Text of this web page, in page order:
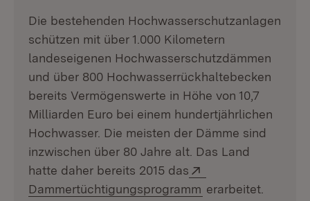
Die bestehenden Hochwasserschutzanlagen
schützen mit über 1.000 Kilometern
landeseigenen Hochwasserschutzdämmen
und über 800 Hochwasserrückhaltebecken
bereits Vermögenswerte in Höhe von 10,7
Milliarden Euro bei einem hundertjährlichen
Hochwasser. Die meisten der Dämme sind
inzwischen über 80 Jahre alt. Das Land
hatte daher bereits 2015 das
Dammertüchtigungsprogramm (Öffnet in neuem
erarbeitet.